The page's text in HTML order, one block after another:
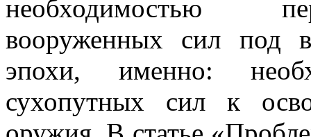
необходимостью
вооруженных сил под
эпохи, именно:
сухопутных сил к